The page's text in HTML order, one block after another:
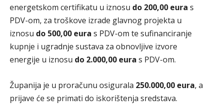
energetskom certifikatu u iznosu do 200,00 eura s
PDV-om, za troškove izrade glavnog projekta u
iznosu do 500,00 eura s PDV-om te sufinanciranje
kupnje i ugradnje sustava za obnovljive izvore
energije u iznosu do 2.000,00 eura s PDV-om.
Županija je u proračunu osigurala 250.000,00 eura, a
prijave će se primati do iskorištenja sredstava.